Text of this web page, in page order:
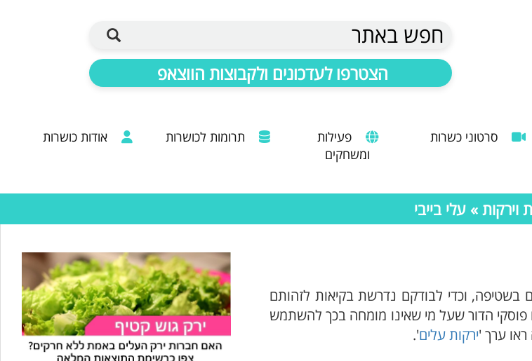
חפש באתר
הצטרפו לעדכונים ולקבוצות הווצאפ
סרטוני כשרות
פעילות
ומשחקים
תרומות לכושרות אודות כושרות
וירקות » עלי בייבי
בשטיפה, וכדי לבודקם נדרשת בקיאות לזהותם
פוסקי הדור שעל מי שאינו מומחה בכך להשתמש
ראו ערך 'ירקות עלים'.